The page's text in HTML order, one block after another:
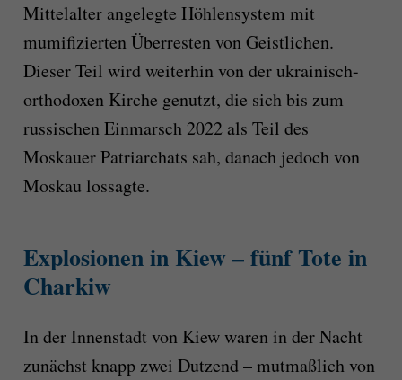
Mittelalter angelegte Höhlensystem mit
mumifizierten Überresten von Geistlichen.
Dieser Teil wird weiterhin von der ukrainisch-
orthodoxen Kirche genutzt, die sich bis zum
russischen Einmarsch 2022 als Teil des
Moskauer Patriarchats sah, danach jedoch von
Moskau lossagte.
Explosionen in Kiew – fünf Tote in
Charkiw
In der Innenstadt von Kiew waren in der Nacht
zunächst knapp zwei Dutzend – mutmaßlich von